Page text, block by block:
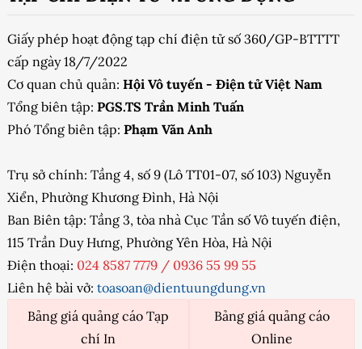
Giấy phép hoạt động tạp chí điện tử số 360/GP-BTTTT
cấp ngày 18/7/2022
Cơ quan chủ quản: Hội Vô tuyến - Điện tử Việt Nam
Tổng biên tập: PGS.TS Trần Minh Tuấn
Phó Tổng biên tập: Phạm Văn Anh
Trụ sở chính: Tầng 4, số 9 (Lô TT01-07, số 103) Nguyễn
Xiển, Phường Khương Đình, Hà Nội
Ban Biên tập: Tầng 3, tòa nhà Cục Tần số Vô tuyến điện,
115 Trần Duy Hưng, Phường Yên Hòa, Hà Nội
Điện thoại: 024 8587 7779 / 0936 55 99 55
Liên hệ bài vở: toasoan@dientuungdung.vn
Bảng giá quảng cáo Tạp
chí In
Bảng giá quảng cáo
Online